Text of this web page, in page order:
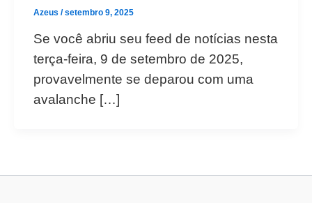
Azeus /setembro 9, 2025
Se você abriu seu feed de notícias nesta
terça-feira, 9 de setembro de 2025,
provavelmente se deparou com uma
avalanche […]